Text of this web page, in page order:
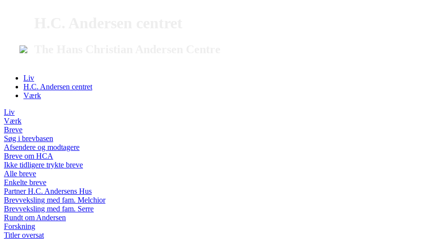
Liv
H.C. Andersen centret
Værk
Liv
Værk
Breve
Søg i brevbasen
Afsendere og modtagere
Breve om HCA
Ikke tidligere trykte breve
Alle breve
Enkelte breve
Partner H.C. Andersens Hus
Brevveksling med fam. Melchior
Brevveksling med fam. Serre
Rundt om Andersen
Forskning
Titler oversat